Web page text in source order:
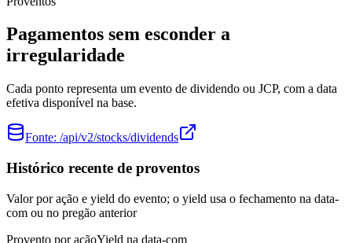
Pagamentos sem esconder a
irregularidade
Cada ponto representa um evento de dividendo ou JCP, com a data
efetiva disponível na base.
Fonte: /api/v2/stocks/dividends
Histórico recente de proventos
Valor por ação e yield do evento; o yield usa o fechamento na data-
com ou no pregão anterior
Provento por açãoYield na data-com